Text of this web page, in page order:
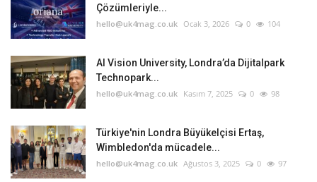
Çözümleriyle...
hello@uk4mag.co.uk Ocak 3, 2026 0 104
AI Vision University, Londra’da Dijitalpark
Technopark...
hello@uk4mag.co.uk Kasım 7, 2025 0 98
Türkiye'nin Londra Büyükelçisi Ertaş,
Wimbledon'da mücadele...
hello@uk4mag.co.uk Ağustos 3, 2025 0 97